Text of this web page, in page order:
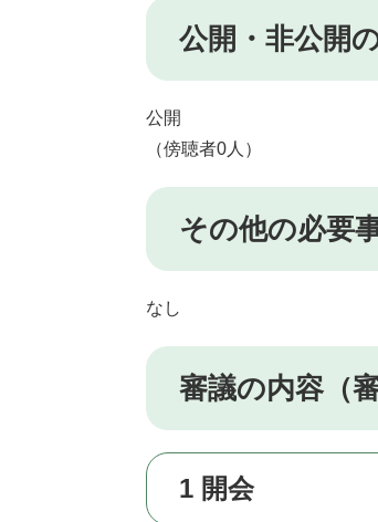
公開・非公開
公開
（傍聴者0人）
その他の必要
なし
審議の内容（
1 開会